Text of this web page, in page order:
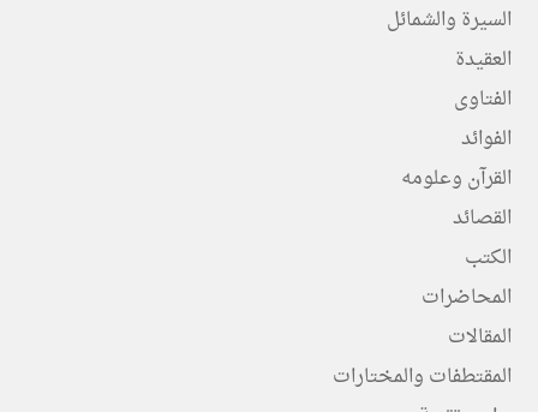
السيرة والشمائل
العقيدة
الفتاوى
الفوائد
القرآن وعلومه
القصائد
الكتب
المحاضرات
المقالات
المقتطفات والمختارات